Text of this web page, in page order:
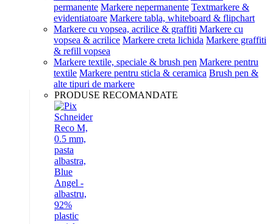
permanente Markere nepermanente Textmarkere &
evidentiatoare Markere tabla, whiteboard & flipchart
Markere cu vopsea, acrilice & graffiti Markere cu
vopsea & acrilice Markere creta lichida Markere graffiti
& refill vopsea
Markere textile, speciale & brush pen Markere pentru
textile Markere pentru sticla & ceramica Brush pen &
alte tipuri de markere
PRODUSE RECOMANDATE